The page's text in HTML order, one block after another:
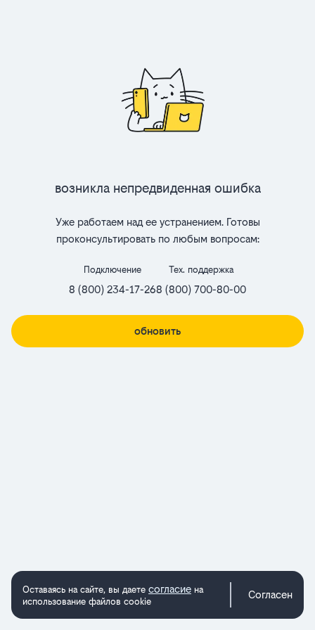
Возникла непредвиденная ошибка
Уже работаем над ее устранением. Готовы
проконсультировать по любым вопросам:
Подключение
8 (800) 234-17-26
Тех. поддержка
8 (800) 700-80-00
обновить
Оставаясь на сайте, вы даете согласие на
использование файлов cookie
Согласен